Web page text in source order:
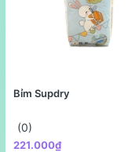
Bỉm Supdry
(0)
221.000₫